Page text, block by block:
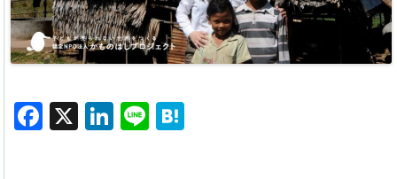
F
X
Li
Li